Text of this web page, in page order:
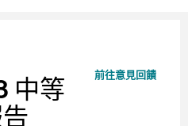
前往意見回饋
中等